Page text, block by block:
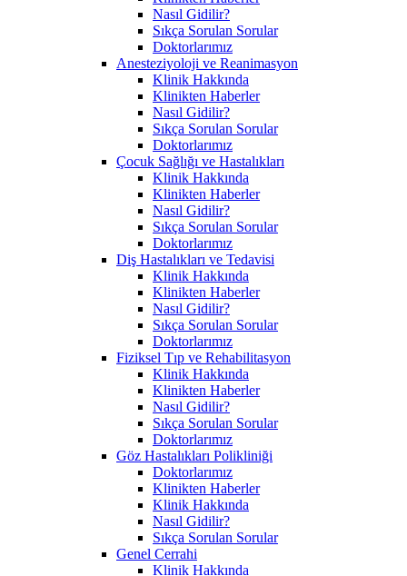
Nasıl Gidilir?
Sıkça Sorulan Sorular
Doktorlarımız
Anesteziyoloji ve Reanimasyon
Klinik Hakkında
Klinikten Haberler
Nasıl Gidilir?
Sıkça Sorulan Sorular
Doktorlarımız
Çocuk Sağlığı ve Hastalıkları
Klinik Hakkında
Klinikten Haberler
Nasıl Gidilir?
Sıkça Sorulan Sorular
Doktorlarımız
Diş Hastalıkları ve Tedavisi
Klinik Hakkında
Klinikten Haberler
Nasıl Gidilir?
Sıkça Sorulan Sorular
Doktorlarımız
Fiziksel Tıp ve Rehabilitasyon
Klinik Hakkında
Klinikten Haberler
Nasıl Gidilir?
Sıkça Sorulan Sorular
Doktorlarımız
Göz Hastalıkları Polikliniği
Doktorlarımız
Klinikten Haberler
Klinik Hakkında
Nasıl Gidilir?
Sıkça Sorulan Sorular
Genel Cerrahi
Klinik Hakkında